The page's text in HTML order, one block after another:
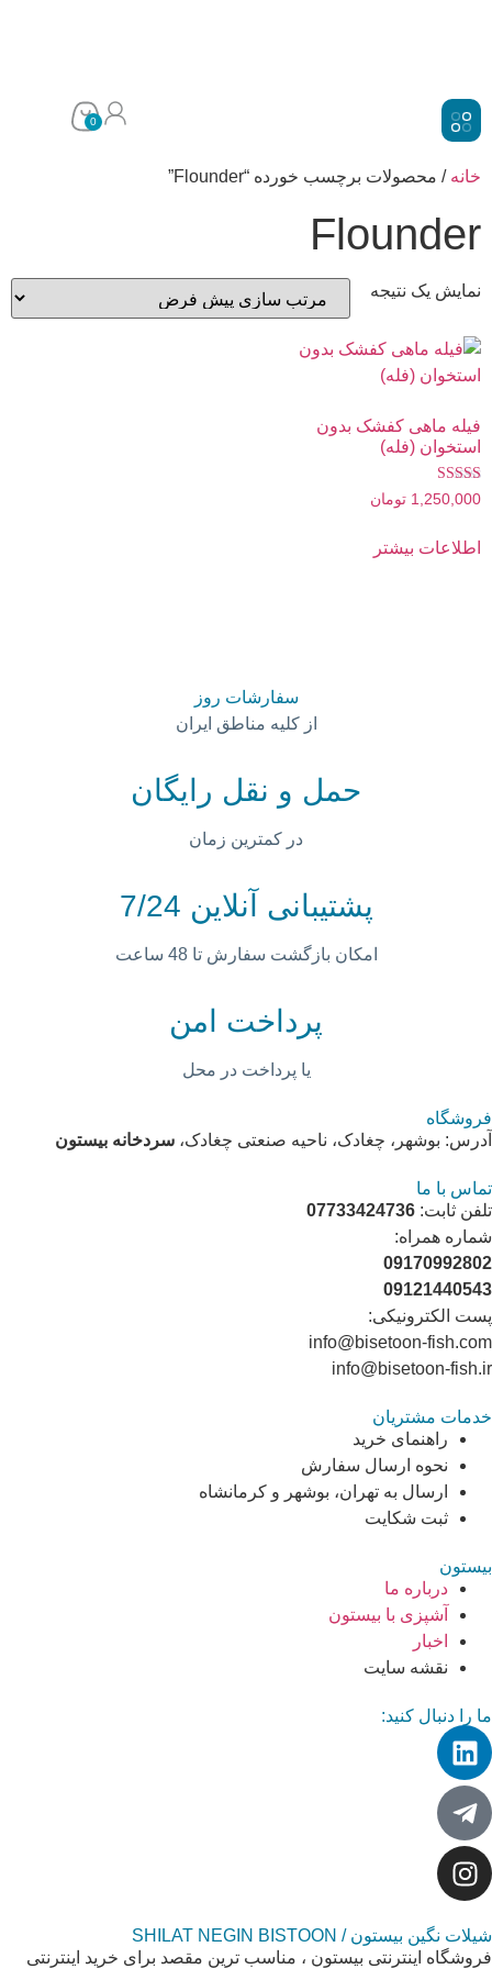
0
خانه / محصولات برچسب خورده “Flounder”
Flounder
نمایش یک نتیجه
فیله ماهی کفشک بدون
استخوان (فله)
نمره
4.67
1,250,000 تومان
اطلاعات بیشتر
سفارشات روز
از کلیه مناطق ایران
حمل و نقل رایگان
در کمترین زمان
پشتیبانی آنلاین 7/24
امکان بازگشت سفارش تا 48 ساعت
پرداخت امن
یا پرداخت در محل
فروشگاه
آدرس: بوشهر، چغادک، ناحیه صنعتی چغادک، سردخانه بیستون
تماس با ما
تلفن ثابت: 07733424736
شماره همراه:
09170992802
09121440543
پست الکترونیکی:
info@bisetoon-fish.com
info@bisetoon-fish.ir
خدمات مشتریان
راهنمای خرید
نحوه ارسال سفارش
ارسال به تهران، بوشهر و کرمانشاه
ثبت شکایت
بیستون
درباره ما
آشپزی با بیستون
اخبار
نقشه سایت
ما را دنبال کنید:
شیلات نگین بیستون / SHILAT NEGIN BISTOON
فروشگاه اینترنتی بیستون ، مناسب ترین مقصد برای خرید اینترنتی